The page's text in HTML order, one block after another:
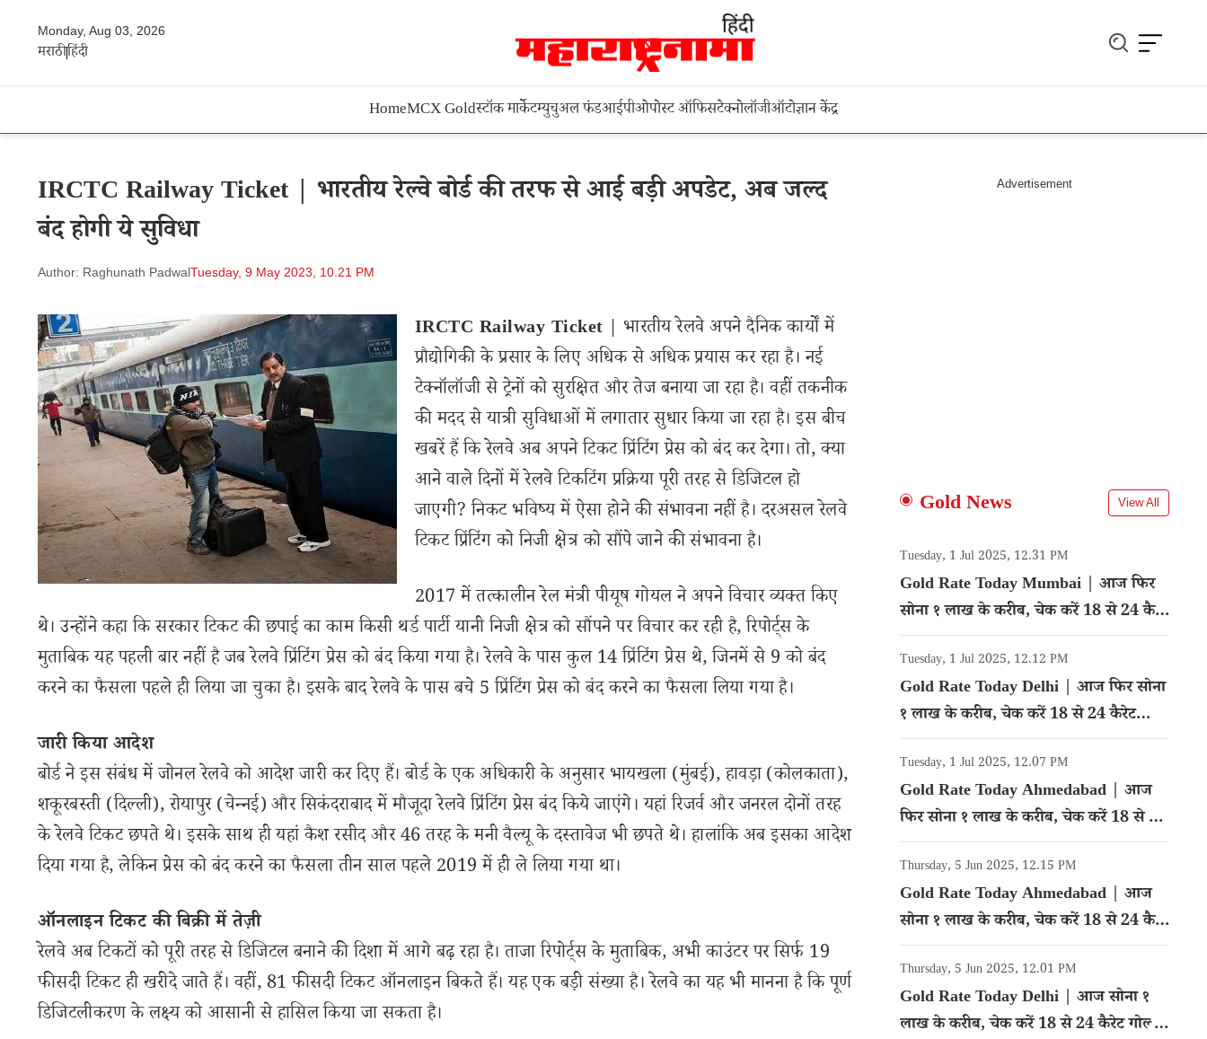
Monday, Aug 03, 2026
मराठीहिंदी
HomeMCX Goldस्टॉक मार्केटम्युचुअल फंडआईपीओपोस्ट ऑफिसटेक्नोलॉजीऑटोज्ञान केंद्र
IRCTC Railway Ticket | भारतीय रेल्वे बोर्ड की तरफ से आई बड़ी अपडेट, अब जल्द
बंद होगी ये सुविधा
Author: Raghunath PadwalTuesday, 9 May 2023, 10.21 PM
IRCTC Railway Ticket | भारतीय रेलवे अपने दैनिक कार्यों में
प्रौद्योगिकी के प्रसार के लिए अधिक से अधिक प्रयास कर रहा है। नई
टेक्नॉलॉजी से ट्रेनों को सुरक्षित और तेज बनाया जा रहा है। वहीं तकनीक
की मदद से यात्री सुविधाओं में लगातार सुधार किया जा रहा है। इस बीच
खबरें हैं कि रेलवे अब अपने टिकट प्रिंटिंग प्रेस को बंद कर देगा। तो, क्या
आने वाले दिनों में रेलवे टिकटिंग प्रक्रिया पूरी तरह से डिजिटल हो
जाएगी? निकट भविष्य में ऐसा होने की संभावना नहीं है। दरअसल रेलवे
टिकट प्रिंटिंग को निजी क्षेत्र को सौंपे जाने की संभावना है।
2017 में तत्कालीन रेल मंत्री पीयूष गोयल ने अपने विचार व्यक्त किए
थे। उन्होंने कहा कि सरकार टिकट की छपाई का काम किसी थर्ड पार्टी यानी निजी क्षेत्र को सौंपने पर विचार कर रही है, रिपोर्ट्स के
मुताबिक यह पहली बार नहीं है जब रेलवे प्रिंटिंग प्रेस को बंद किया गया है। रेलवे के पास कुल 14 प्रिंटिंग प्रेस थे, जिनमें से 9 को बंद
करने का फैसला पहले ही लिया जा चुका है। इसके बाद रेलवे के पास बचे 5 प्रिंटिंग प्रेस को बंद करने का फैसला लिया गया है।
जारी किया आदेश
बोर्ड ने इस संबंध में जोनल रेलवे को आदेश जारी कर दिए हैं। बोर्ड के एक अधिकारी के अनुसार भायखला (मुंबई), हावड़ा (कोलकाता),
शकूरबस्ती (दिल्ली), रोयापुर (चेन्नई) और सिकंदराबाद में मौजूदा रेलवे प्रिंटिंग प्रेस बंद किये जाएंगे। यहां रिजर्व और जनरल दोनों तरह
के रेलवे टिकट छपते थे। इसके साथ ही यहां कैश रसीद और 46 तरह के मनी वैल्यू के दस्तावेज भी छपते थे। हालांकि अब इसका आदेश
दिया गया है, लेकिन प्रेस को बंद करने का फैसला तीन साल पहले 2019 में ही ले लिया गया था।
ऑनलाइन टिकट की बिक्री में तेज़ी
रेलवे अब टिकटों को पूरी तरह से डिजिटल बनाने की दिशा में आगे बढ़ रहा है। ताजा रिपोर्ट्स के मुताबिक, अभी काउंटर पर सिर्फ 19
फीसदी टिकट ही खरीदे जाते हैं। वहीं, 81 फीसदी टिकट ऑनलाइन बिकते हैं। यह एक बड़ी संख्या है। रेलवे का यह भी मानना है कि पूर्ण
डिजिटलीकरण के लक्ष्य को आसानी से हासिल किया जा सकता है।
Gold News View All
Tuesday, 1 Jul 2025, 12.31 PM
Gold Rate Today Mumbai | आज फिर
सोना १ लाख के करीब, चेक करें 18 से 24 कैरेट
गोल्ड का रेट
Tuesday, 1 Jul 2025, 12.12 PM
Gold Rate Today Delhi | आज फिर सोना
१ लाख के करीब, चेक करें 18 से 24 कैरेट
गोल्ड का रेट
Tuesday, 1 Jul 2025, 12.07 PM
Gold Rate Today Ahmedabad | आज
फिर सोना १ लाख के करीब, चेक करें 18 से 24
कैरेट गोल्ड का रेट
Thursday, 5 Jun 2025, 12.15 PM
Gold Rate Today Ahmedabad | आज
सोना १ लाख के करीब, चेक करें 18 से 24 कैरेट
गोल्ड का रेट
Thursday, 5 Jun 2025, 12.01 PM
Gold Rate Today Delhi | आज सोना १
लाख के करीब, चेक करें 18 से 24 कैरेट गोल्ड